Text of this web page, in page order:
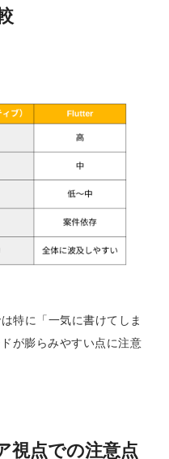
特に「一気に書けてしま
が膨らみやすい点に注意
視点での注意点